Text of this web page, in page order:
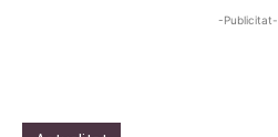
-Publicitat-